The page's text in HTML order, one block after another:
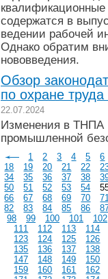
квалификационные
содержатся в
ведении рабочей
Однако обратим
нововведения.
Обзор
по охране
22.07.2024
Изменения в ТНПА
промышленной
1 2 3 4 5
6
18
19 20 21 22
34
35 36 37 38
50
51 52 53 54
66
67 68 69 70
82
83 84 85 86
98
99 100 101
102
111
112 113
114
123
124 125
126
135
136 137
138
147
148 149
150
159
160 161
162